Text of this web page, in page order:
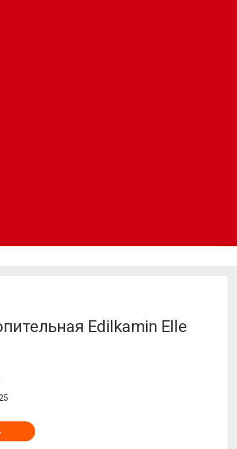
Edilkamin Elle